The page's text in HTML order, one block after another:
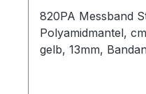
820PA Messband
Polyamidmantel,
gelb, 13mm,